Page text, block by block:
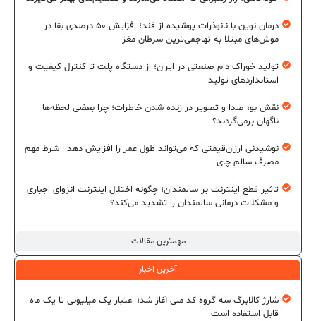
مهمترین مقالات
درمان نوین با نانوذرات پوشیده از قند؛ افزایش ۵۰ درصدی بقا در
موش‌های مبتلا به تهاجمی‌ترین سرطان مغز
تولید خوراک دام صنعتی در ایران؛ از دستگاه پلت تا کنترل کیفیت و
استانداردهای تولید
نقش بو، صدا و تصویر در زنده شدن خاطرات؛ چرا بعضی لحظه‌ها
ناگهان برمی‌گردند؟
نوشیدنی ارزان‌قیمتی که می‌تواند طول عمر را افزایش دهد | شرط مهم
مصرف سالم چای
تاثیر قطع اینترنت بر سالمندان؛ چگونه اختلال اینترنت انزوای اجباری
و مشکلات درمانی سالمندان را تشدید می‌کند؟
آخرین اخبار
شارژ کالابرگ سه گروه کد ملی آغاز شد؛ اعتبار یک میلیونی تا یک ماه
قابل استفاده است